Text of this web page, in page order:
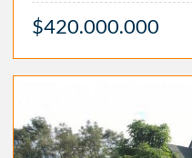
$420.000.000